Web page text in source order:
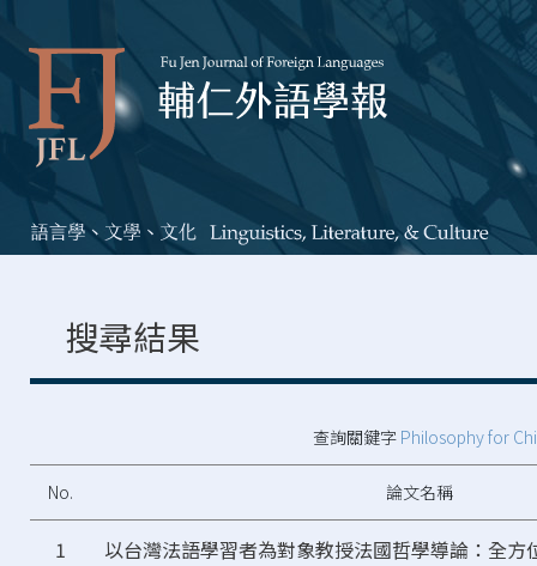
搜尋結果
查詢關鍵字 Philosophy for
No. 論文名稱
1 以台灣法語學習者為對象教授法國哲學導論：全方